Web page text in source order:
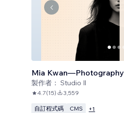
Mia Kwan—Photography
製作者： Studio Il
4.7(15) 3,559
自訂程式碼 CMS +1